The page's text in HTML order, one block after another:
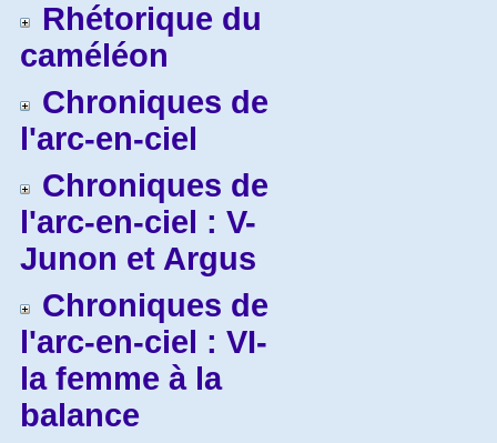
Rhétorique du
caméléon
Chroniques de
l'arc-en-ciel
Chroniques de
l'arc-en-ciel : V-
Junon et Argus
Chroniques de
l'arc-en-ciel : VI-
la femme à la
balance